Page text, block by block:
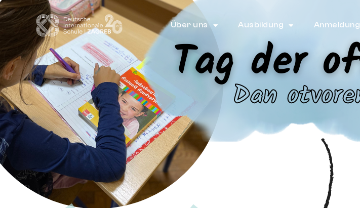
Über uns Ausbildung Anmeldung